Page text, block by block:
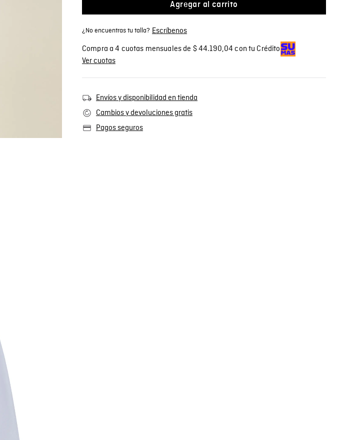
Agregar al carrito
¿No encuentras tu talla? Escríbenos
Compra a 4 cuotas mensuales de $ 44.190,04 con tu Crédito
Ver cuotas
Envíos y disponibilidad en tienda
Cambios y devoluciones gratis
Pagos seguros